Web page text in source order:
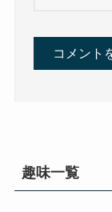
趣味一覧